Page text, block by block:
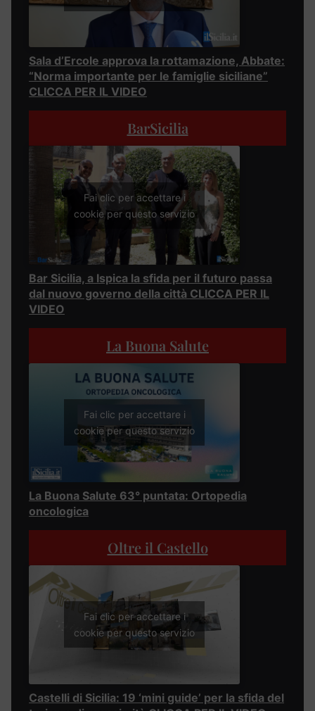
Sala d’Ercole approva la rottamazione, Abbate:
“Norma importante per le famiglie siciliane”
CLICCA PER IL VIDEO
BarSicilia
Fai clic per accettare i
cookie per questo servizio
Bar Sicilia, a Ispica la sfida per il futuro passa
dal nuovo governo della città CLICCA PER IL
VIDEO
La Buona Salute
Fai clic per accettare i
cookie per questo servizio
La Buona Salute 63° puntata: Ortopedia
oncologica
Oltre il Castello
Fai clic per accettare i
cookie per questo servizio
Castelli di Sicilia: 19 ‘mini guide’ per la sfida del